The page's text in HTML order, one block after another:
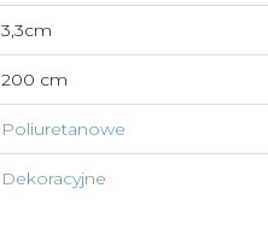
3,3cm
200 cm
Poliuretanowe
Dekoracyjne